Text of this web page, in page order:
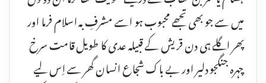
میں سے جو بھی تجھے محبوب ہو اسے مشرفِ بہ اسلام فرما اور
پھر اگلے ہی دن قریش کے قبیلہ عدی کا طویل قامت سرخ
چہرہ جنگجو دلیر اور بے باک شجاع انسان گھر سے اِس لیے